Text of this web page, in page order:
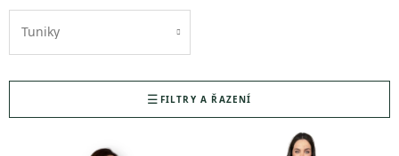
Tuniky
FILTRY A ŘAZENÍ
V